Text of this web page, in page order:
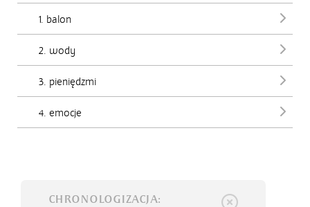
1. balon
2. wody
3. pieniędzmi
4. emocje
CHRONOLOGIZACJA: